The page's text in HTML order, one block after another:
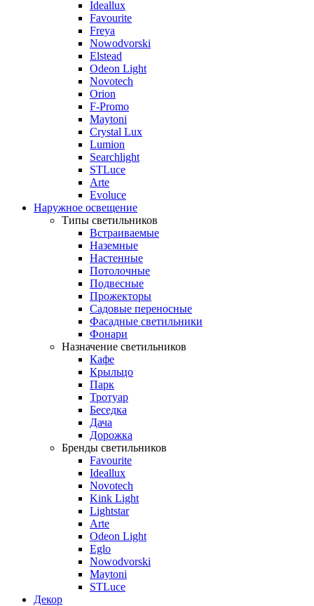
Ideallux
Favourite
Freya
Nowodvorski
Elstead
Odeon Light
Novotech
Orion
F-Promo
Maytoni
Crystal Lux
Lumion
Searchlight
STLuce
Arte
Evoluce
Наружное освещение
Типы светильников
Встраиваемые
Наземные
Настенные
Потолочные
Подвесные
Прожекторы
Садовые переносные
Фасадные светильники
Фонари
Назначение светильников
Кафе
Крыльцо
Парк
Тротуар
Беседка
Дача
Дорожка
Бренды светильников
Favourite
Ideallux
Novotech
Kink Light
Lightstar
Arte
Odeon Light
Eglo
Nowodvorski
Maytoni
STLuce
Декор